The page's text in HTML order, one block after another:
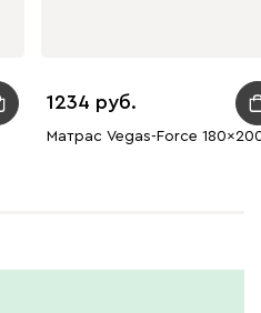
1234
Матрас Vegas-Force